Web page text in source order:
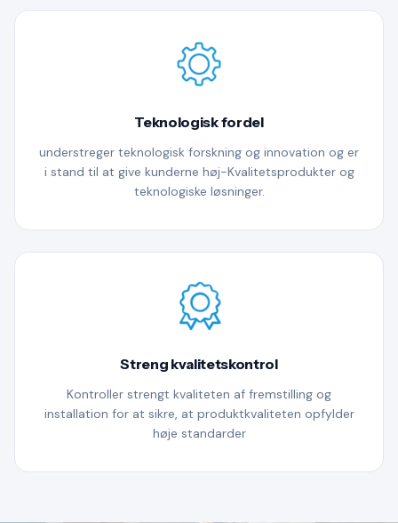
Teknologisk fordel
understreger teknologisk forskning og innovation og er
i stand til at give kunderne høj-Kvalitetsprodukter og
teknologiske løsninger.
Streng kvalitetskontrol
Kontroller strengt kvaliteten af fremstilling og
installation for at sikre, at produktkvaliteten opfylder
høje standarder